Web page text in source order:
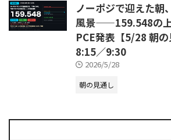
ノーポジで迎えた朝
風景——159.548の
PCE発表【5/28 朝
8:15／9:30
2026/5/28
朝の見通し